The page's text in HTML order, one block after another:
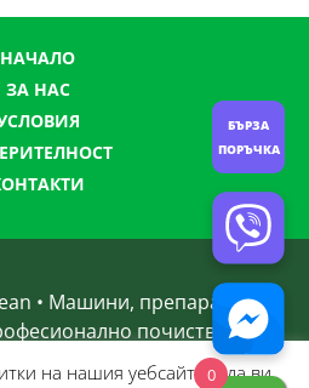
НАЧАЛО
ЗА НАС
• Машини, препарати и
почистване
на нашия уебсайт, за да ви
0
БЪРЗА
ПОРЪЧКА